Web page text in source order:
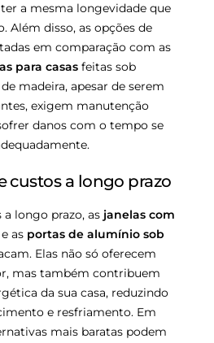
a mesma longevidade que
Além disso, as opções de
em comparação com as
para casas feitas sob
madeira, apesar de serem
exigem manutenção
danos com o tempo se
custos a longo prazo
longo prazo, as janelas com
e as portas de alumínio sob
Elas não só oferecem
mas também contribuem
da sua casa, reduzindo
e resfriamento. Em
mais baratas podem